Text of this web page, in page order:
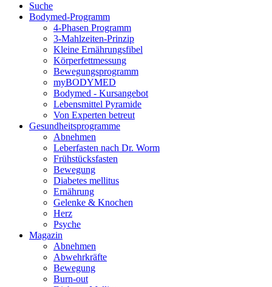
Suche
Bodymed-Programm
4-Phasen Programm
3-Mahlzeiten-Prinzip
Kleine Ernährungsfibel
Körperfettmessung
Bewegungsprogramm
myBODYMED
Bodymed - Kursangebot
Lebensmittel Pyramide
Von Experten betreut
Gesundheitsprogramme
Abnehmen
Leberfasten nach Dr. Worm
Frühstücksfasten
Bewegung
Diabetes mellitus
Ernährung
Gelenke & Knochen
Herz
Psyche
Magazin
Abnehmen
Abwehrkräfte
Bewegung
Burn-out